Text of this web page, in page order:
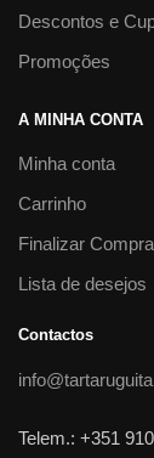
Descontos e
Promoções
A MINHA CONTA
Minha conta
Carrinho
Finalizar Compra
Lista de desejos
Contactos
Telem.: +351